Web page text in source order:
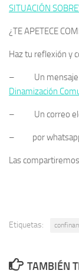
SITUACIÓN
¿TE APETECE
Haz tu reflexión y
– Un mensaje
Dinamización
– Un correo
– por whatsapp
Las
Etiquetas:
TAMBIÉN